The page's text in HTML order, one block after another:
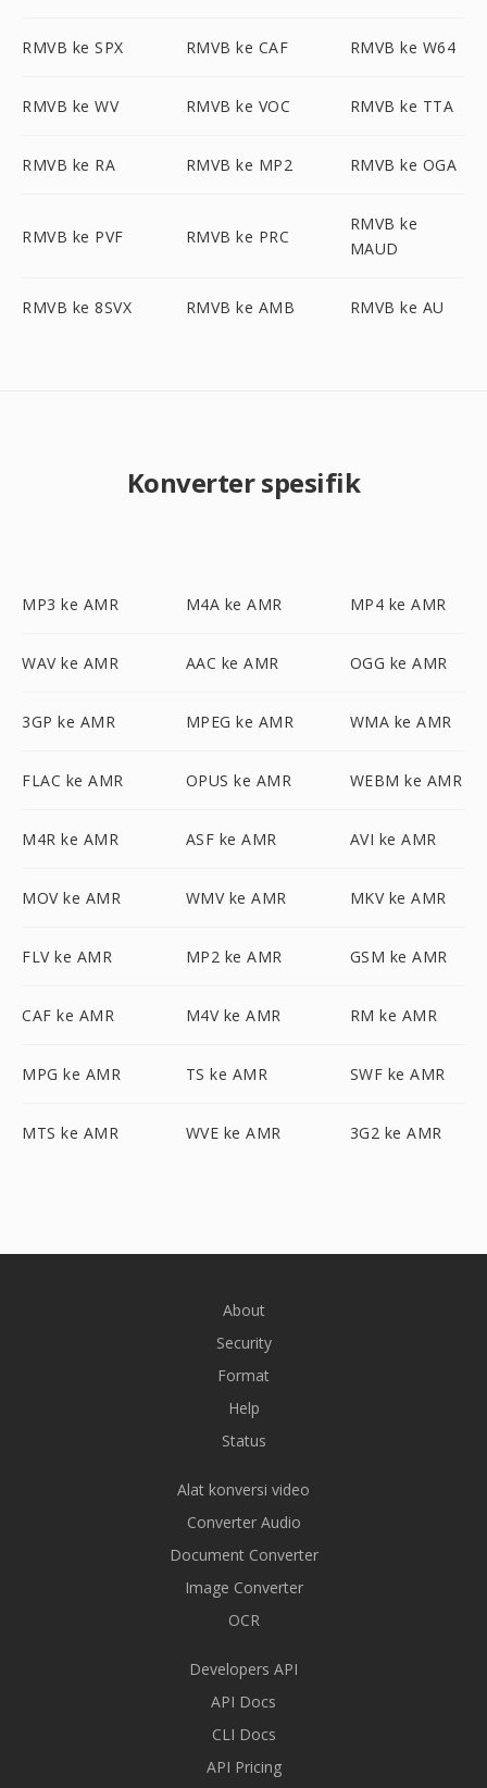
RMVB ke SPX RMVB ke CAF RMVB ke W64
RMVB ke WV RMVB ke VOC RMVB ke TTA
RMVB ke RA RMVB ke MP2 RMVB ke OGA
RMVB ke PVF RMVB ke PRC
RMVB ke
MAUD
RMVB ke 8SVX RMVB ke AMB RMVB ke AU
Konverter spesifik
MP3 ke AMR M4A ke AMR MP4 ke AMR
WAV ke AMR AAC ke AMR OGG ke AMR
3GP ke AMR MPEG ke AMR WMA ke AMR
FLAC ke AMR OPUS ke AMR WEBM ke AMR
M4R ke AMR ASF ke AMR AVI ke AMR
MOV ke AMR WMV ke AMR MKV ke AMR
FLV ke AMR MP2 ke AMR GSM ke AMR
CAF ke AMR M4V ke AMR RM ke AMR
MPG ke AMR TS ke AMR SWF ke AMR
MTS ke AMR WVE ke AMR 3G2 ke AMR
About
Security
Format
Help
Status
Alat konversi video
Converter Audio
Document Converter
Image Converter
OCR
Developers API
API Docs
CLI Docs
API Pricing